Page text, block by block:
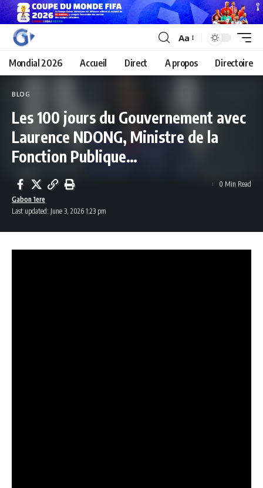
Aa
Mondial 2026 Accueil Direct A propos Directoire
BLOG
Les 100 jours du Gouvernement avec
Laurence NDONG, Ministre de la
Fonction Publique…
Last updated: June 3, 2026 1:23 pm
Gabon 1ere
0 Min Read